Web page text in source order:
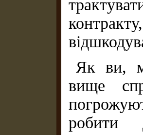
Як ви,
вище
робити